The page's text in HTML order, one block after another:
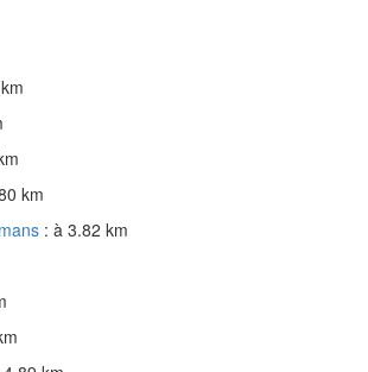
km
: à 3.82 km